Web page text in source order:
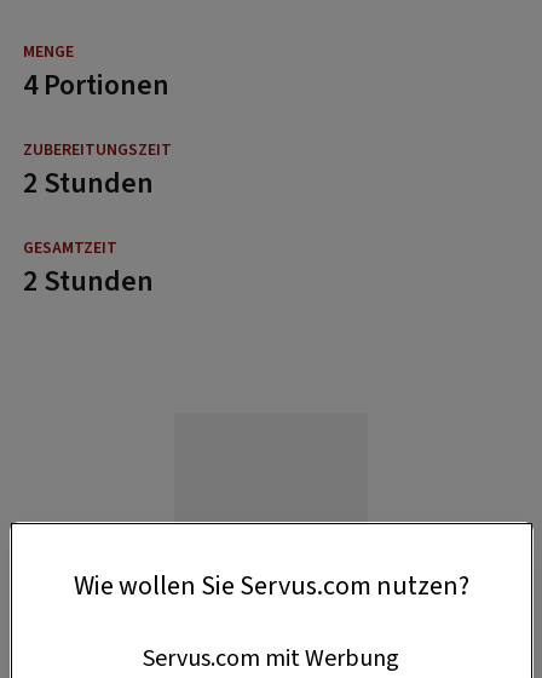
4 Portionen
2 Stunden
2 Stunden
Wie wollen Sie Servus.com nutzen?
Servus.com mit Werbung